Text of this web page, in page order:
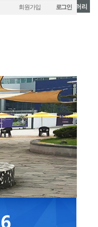
회원가입 로그인
행사갤러리